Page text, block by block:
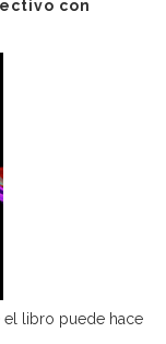
con
el libro puede hace